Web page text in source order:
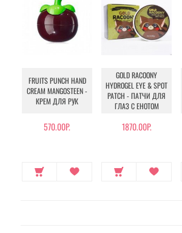
FRUITS PUNCH HAND
CREAM MANGOSTEEN -
КРЕМ ДЛЯ РУК
570.00Р.
GOLD RACOONY
HYDROGEL EYE & SPOT
PATCH - ПАТЧИ ДЛЯ
ГЛАЗ С ЕНОТОМ
1870.00Р.